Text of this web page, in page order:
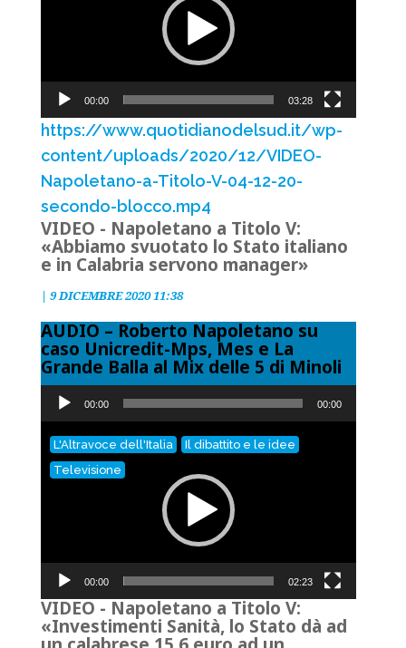
00:00 03:28
https://www.quotidianodelsud.it/wp-
content/uploads/2020/12/VIDEO-
Napoletano-a-Titolo-V-04-12-20-
secondo-blocco.mp4
VIDEO - Napoletano a Titolo V:
«Abbiamo svuotato lo Stato italiano
e in Calabria servono manager»
| 9 DICEMBRE 2020 11:38
AUDIO – Roberto Napoletano su
caso Unicredit-Mps, Mes e La
Grande Balla al Mix delle 5 di Minoli
Audio
Player
00:00 00:00
Video
Player
00:00 02:23
L'Altravoce dell'Italia
Il dibattito e le idee
Televisione
VIDEO - Napoletano a Titolo V:
«Investimenti Sanità, lo Stato dà ad